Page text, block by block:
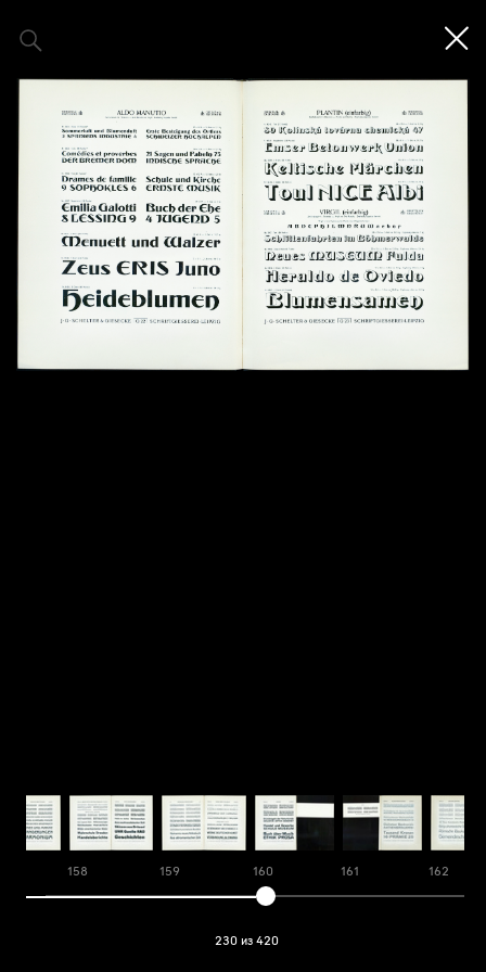
158 159 160 161 162
230 из 420